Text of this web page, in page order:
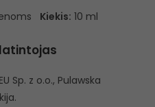
Kiekis: 10 ml
Sp. z o.o., Pulawska